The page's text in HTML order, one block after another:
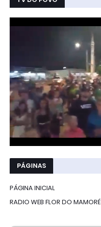
PÁGINAS
PÁGINA INICIAL
RADIO WEB FLOR DO MAMORÉ